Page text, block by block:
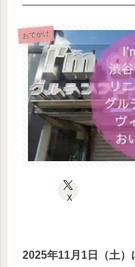
おでかけ
X
2025年11月1日（土）